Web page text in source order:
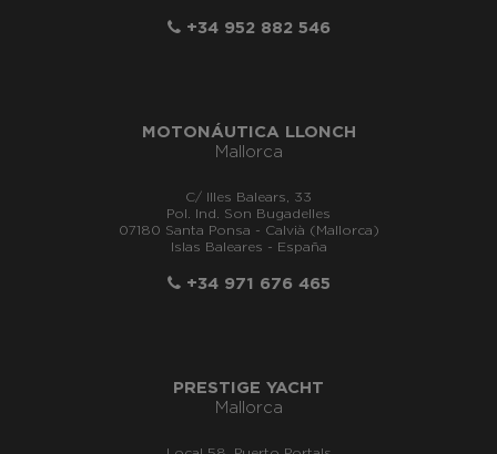
+34 952 882 546
MOTONÁUTICA LLONCH
Mallorca
C/ Illes Balears, 33
Pol. Ind. Son Bugadelles
07180 Santa Ponsa - Calvià (Mallorca)
Islas Baleares - España
+34 971 676 465
PRESTIGE YACHT
Mallorca